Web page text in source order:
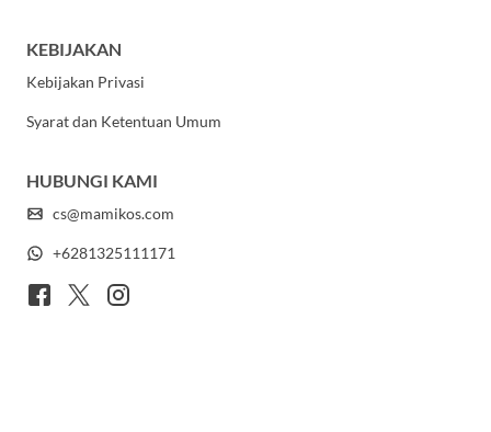
KEBIJAKAN
Kebijakan Privasi
Syarat dan Ketentuan Umum
HUBUNGI KAMI
cs@mamikos.com
+6281325111171